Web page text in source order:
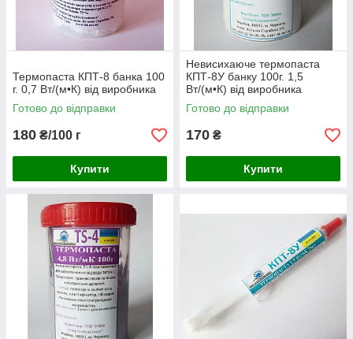
Термопаста КПТ-8 банка 100
г. 0,7 Вт/(м•К) від виробника
Готово до відправки
180 ₴/100 г
Купити
Невисихаюче термопаста
КПТ-8У банку 100г. 1,5
Вт/(м•К) від виробника
Готово до відправки
170 ₴
Купити